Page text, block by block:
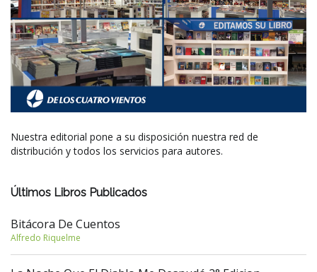
Nuestra editorial pone a su disposición nuestra red de
distribución y todos los servicios para autores.
Últimos Libros Publicados
Bitácora De Cuentos
Alfredo Riquelme